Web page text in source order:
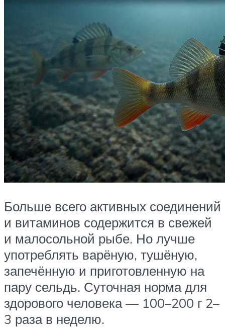
Больше всего активных соединений
и витаминов содержится в свежей
и малосольной рыбе. Но лучше
употреблять варёную, тушёную,
запечённую и приготовленную на
пару сельдь. Суточная норма для
здорового человека — 100–200 г 2–
3 раза в неделю.